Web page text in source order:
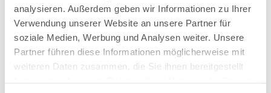
analysieren. Außerdem geben wir Informationen zu Ihrer
Verwendung unserer Website an unsere Partner für
soziale Medien, Werbung und Analysen weiter. Unsere
Partner führen diese Informationen möglicherweise mit
weiteren Daten zusammen, die Sie ihnen bereitgestellt
Stahlstützkonstruktion mit 2 Sitzborden + sehr passgenauer, blauer PVC-
Poolfolie 0,8 mm mit
Einhängebiese +
Kombi-Spezialhandlauf aus
hochwertigem und stabilem Aluminium
Kunststoff.